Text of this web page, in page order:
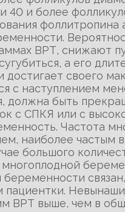
40 и более
фоллитропина
ВРТ, снижают
а его
своего
с наступлением
быть
с СПКЯ или с
Частота
наиболее частым
большого
ВРТ выше, чем в